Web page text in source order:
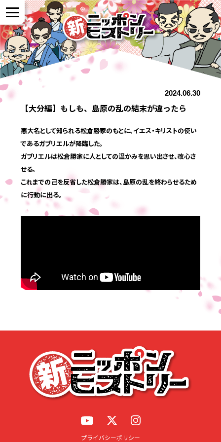
NEWS
参加者の声
よくある質問
2024.06.30
【大分編】もしも、島原の乱の結末が違ったら
悪大名として知られる松倉勝家のもとに、イエス・キリストの使い
であるガブリエルが降臨した。
ガブリエルは松倉勝家に人としての温かみを思い出させ、改心さ
せる。
これまでの己を反省した松倉勝家は、島原の乱を終わらせるため
に行動に出る。
プライバシーポリシー